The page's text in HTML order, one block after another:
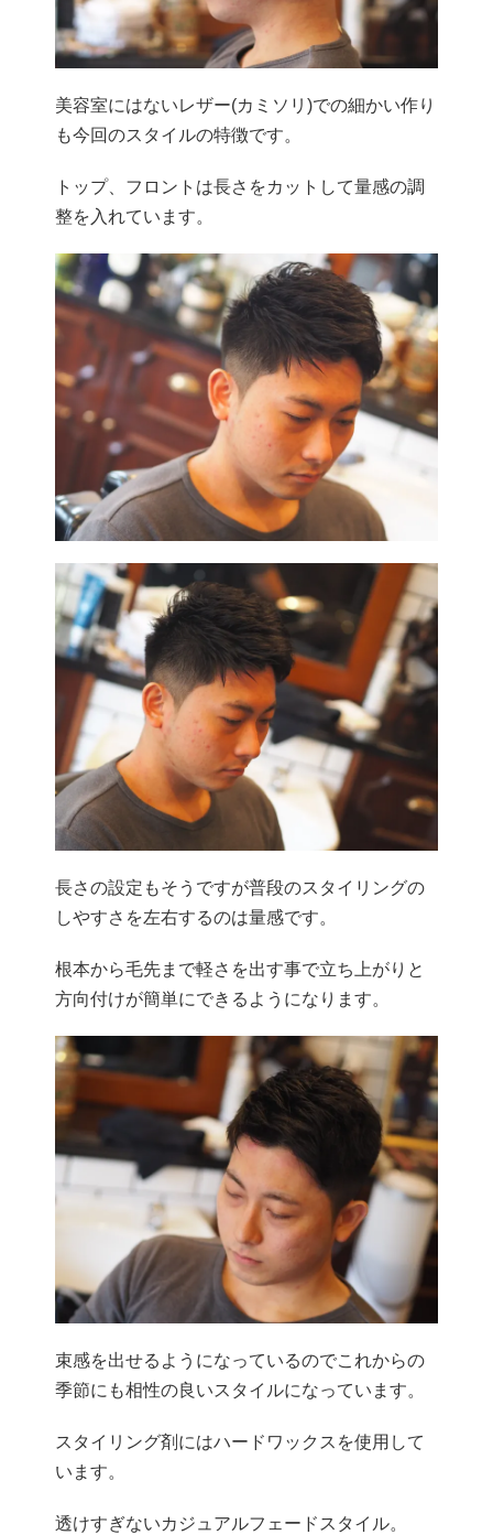
美容室にはないレザー(カミソリ)での細かい作り
も今回のスタイルの特徴です。
トップ、フロントは長さをカットして量感の調
整を入れています。
長さの設定もそうですが普段のスタイリングの
しやすさを左右するのは量感です。
根本から毛先まで軽さを出す事で立ち上がりと
方向付けが簡単にできるようになります。
束感を出せるようになっているのでこれからの
季節にも相性の良いスタイルになっています。
スタイリング剤にはハードワックスを使用して
います。
透けすぎないカジュアルフェードスタイル。